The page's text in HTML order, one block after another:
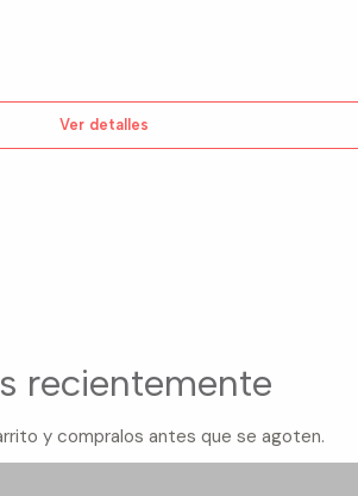
Ver detalles
recientemente
y compralos antes que se agoten.